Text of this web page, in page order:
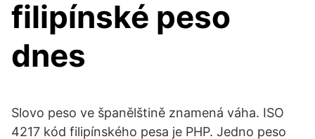
filipínské peso
dnes
Slovo peso ve španělštině znamená váha. ISO
4217 kód filipínského pesa je PHP. Jedno peso